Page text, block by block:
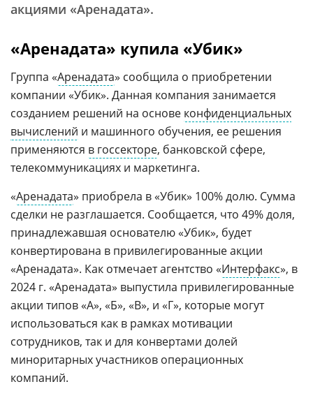
акциями «Аренадата».
«Аренадата» купила «Убик»
Группа «Аренадата» сообщила о приобретении
компании «Убик». Данная компания занимается
созданием решений на основе конфиденциальных
вычислений и машинного обучения, ее решения
применяются в госсекторе, банковской сфере,
телекоммуникациях и маркетинга.
«Аренадата» приобрела в «Убик» 100% долю. Сумма
сделки не разглашается. Сообщается, что 49% доля,
принадлежавшая основателю «Убик», будет
конвертирована в привилегированные акции
«Аренадата». Как отмечает агентство «Интерфакс», в
2024 г. «Аренадата» выпустила привилегированные
акции типов «А», «Б», «В», и «Г», которые могут
использоваться как в рамках мотивации
сотрудников, так и для конвертами долей
миноритарных участников операционных
компаний.